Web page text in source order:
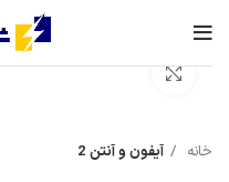
برای بزرگنمایی کلیک کنید
خانه آیفون و آنتن 2